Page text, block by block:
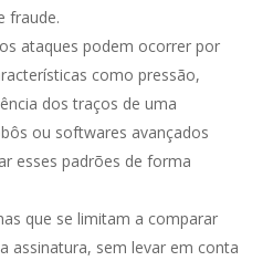
fraude.
os ataques podem ocorrer por
como pressão,
dos traços de uma
ou softwares avançados
esses padrões de forma
que se limitam a comparar
assinatura, sem levar em conta